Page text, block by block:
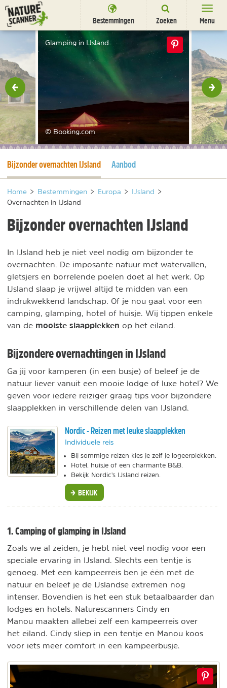
Ga
naar
content
Bestemmingen Zoeken Menu
Bestemmingen
Overnachten
Activiteiten
Natuurparken
Dieren
Nieuwsbrief Uitgelicht
Glamping in IJsland
© Booking.com
Huidige pagina
Bijzonder overnachten IJsland Aanbod
Home > Bestemmingen > Europa > IJsland
>
Overnachten in IJsland
Bijzonder overnachten IJsland
In IJsland heb je niet veel nodig om bijzonder te
overnachten. De imposante natuur met watervallen,
gletsjers en borrelende poelen doet al het werk. Op
IJsland slaap je vrijwel altijd te midden van een
indrukwekkend landschap. Of je nou gaat voor een
camping, glamping, hotel of huisje. Wij tippen enkele
van de mooiste slaapplekken op het eiland.
Bijzondere overnachtingen in IJsland
Ga jij voor kamperen (in een busje) of beleef je de
natuur liever vanuit een mooie lodge of luxe hotel? We
geven voor iedere reiziger graag tips voor bijzondere
slaapplekken in verschillende delen van IJsland.
Nordic - Reizen met leuke slaapplekken
Individuele reis
Bij sommige reizen kies je zelf je logeerplekken.
Hotel, huisje of een charmante B&B.
Bekijk Nordic's IJsland reizen.
BEKIJK
1. Camping of glamping in IJsland
Zoals we al zeiden, je hebt niet veel nodig voor een
speciale ervaring in IJsland. Slechts een tentje is
genoeg. Met een kampeerreis ben je één met de
natuur en beleef je de IJslandse extremen nog
intenser. Bovendien is het een stuk betaalbaarder dan
lodges en hotels. Naturescanners Cindy en
Manou maakten allebei zelf een kampeerreis over
het eiland. Cindy sliep in een tentje en Manou koos
voor iets meer comfort in een kampeerbusje.